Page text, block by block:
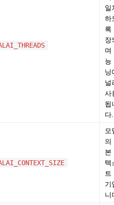
일
하
록
장
며
능
닝
널
사
됩
다.
모
의
본
텍
트
기
니